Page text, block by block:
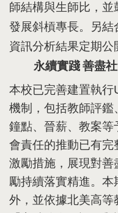
師結構與生師比，
發展斜槓專長。另
資訊分析結果定期
永續實踐善盡
本校已完善建置執行
機制，包括教師評
鐘點、晉薪、教案
會責任的推動已有完
激勵措施，展現對
勵持續落實精進。
外，並依據北美高等